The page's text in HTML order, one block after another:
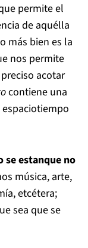
permite el
de aquélla
más bien es la
nos permite
acotar
contiene una
se estanque no
música, arte,
etcétera;
sea que se